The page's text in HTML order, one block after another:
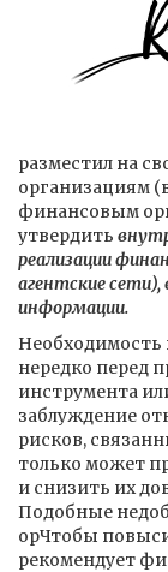
разместил на
организациям
финансовым
утвердить
реализации
агентские
информации.
Необходимость
нередко перед
инструмента
заблуждение
рисков,
только может
и снизить их
Подобные
орЧтобы
рекомендует